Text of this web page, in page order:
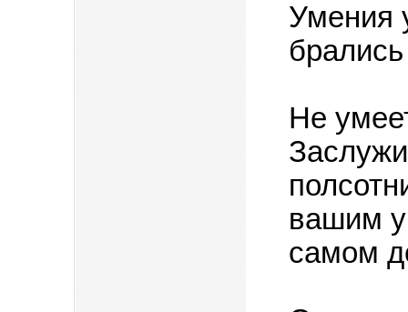
Умения
Не
вашим
самом